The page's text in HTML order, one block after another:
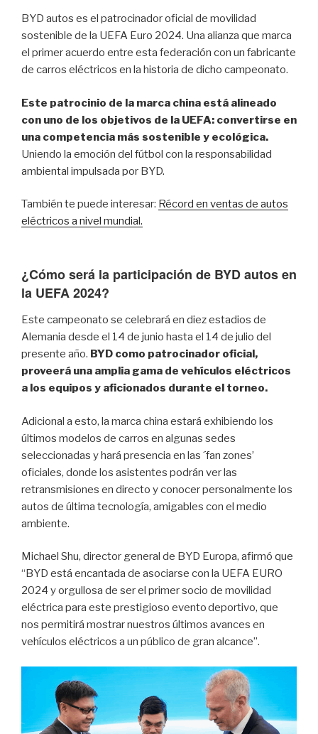
BYD autos es el patrocinador oficial de movilidad
sostenible de la UEFA Euro 2024. Una alianza que marca
el primer acuerdo entre esta federación con un fabricante
de carros eléctricos en la historia de dicho campeonato.
Este patrocinio de la marca china está alineado
con uno de los objetivos de la UEFA: convertirse en
una competencia más sostenible y ecológica.
Uniendo la emoción del fútbol con la responsabilidad
ambiental impulsada por BYD.
También te puede interesar: Récord en ventas de autos
eléctricos a nivel mundial.
¿Cómo será la participación de BYD autos en
la UEFA 2024?
Este campeonato se celebrará en diez estadios de
Alemania desde el 14 de junio hasta el 14 de julio del
presente año. BYD como patrocinador oficial,
proveerá una amplia gama de vehículos eléctricos
a los equipos y aficionados durante el torneo.
Adicional a esto, la marca china estará exhibiendo los
últimos modelos de carros en algunas sedes
seleccionadas y hará presencia en las ´fan zones’
oficiales, donde los asistentes podrán ver las
retransmisiones en directo y conocer personalmente los
autos de última tecnología, amigables con el medio
ambiente.
Michael Shu, director general de BYD Europa, afirmó que
“BYD está encantada de asociarse con la UEFA EURO
2024 y orgullosa de ser el primer socio de movilidad
eléctrica para este prestigioso eventodeportivo, que
nos permitirá mostrar nuestros últimos avances en
vehículos eléctricos a un público de gran alcance”.